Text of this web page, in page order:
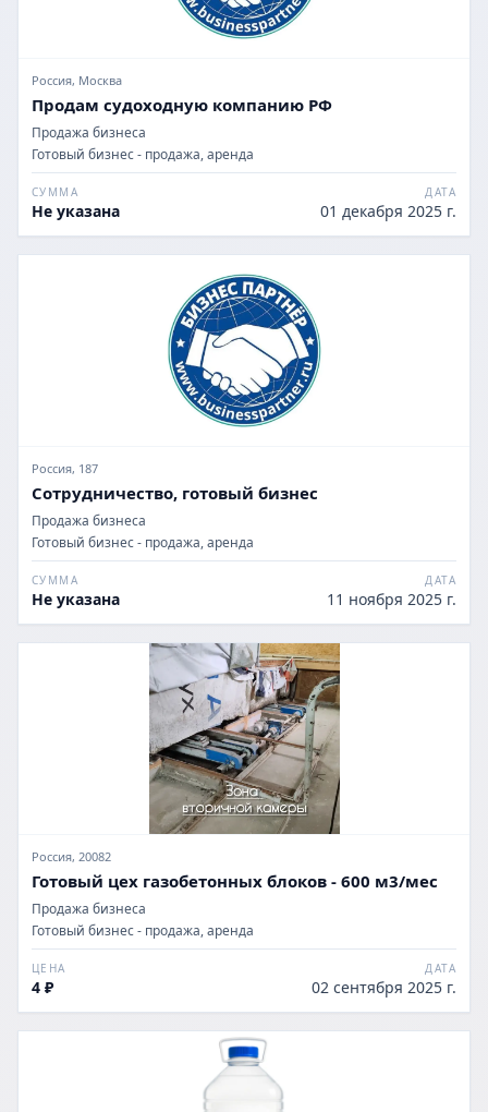
Россия, Москва
Продам судоходную компанию РФ
Продажа бизнеса
Готовый бизнес - продажа, аренда
СУММА
Не указана
ДАТА
01 декабря 2025 г.
Россия, 187
Сотрудничество, готовый бизнес
Продажа бизнеса
Готовый бизнес - продажа, аренда
СУММА
Не указана
ДАТА
11 ноября 2025 г.
Россия, 20082
Готовый цех газобетонных блоков - 600 м3/мес
Продажа бизнеса
Готовый бизнес - продажа, аренда
ЦЕНА
4 ₽
ДАТА
02 сентября 2025 г.